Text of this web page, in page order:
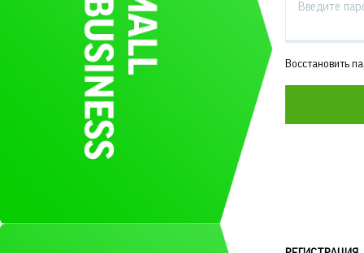
Введите
Восстановить